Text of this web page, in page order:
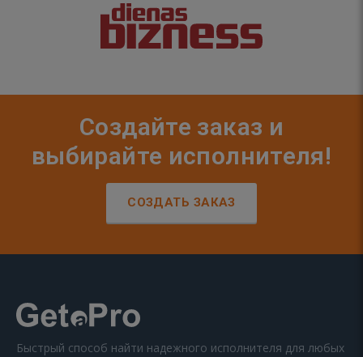
Создайте заказ и
выбирайте исполнителя!
СОЗДАТЬ ЗАКАЗ
Быстрый способ найти надежного исполнителя для любых